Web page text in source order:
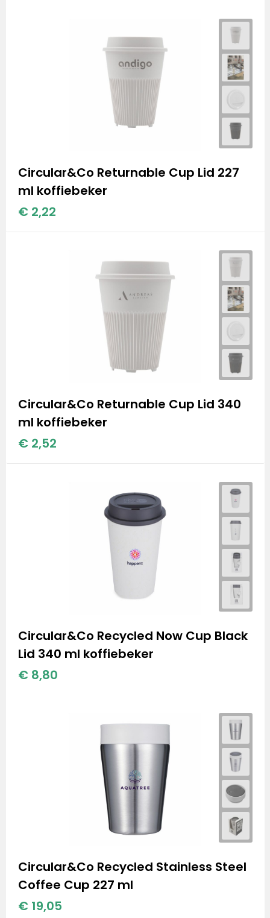
Circular&Co Returnable Cup Lid 227
ml koffiebeker
€ 2,22
Circular&Co Returnable Cup Lid 340
ml koffiebeker
€ 2,52
Circular&Co Recycled Now Cup Black
Lid 340 ml koffiebeker
€ 8,80
Circular&Co Recycled Stainless Steel
Coffee Cup 227 ml
€ 19,05